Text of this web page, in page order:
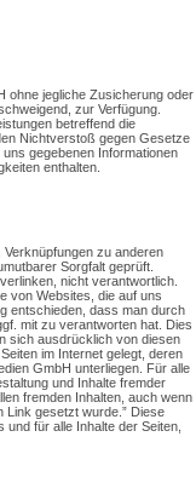
ohne jegliche Zusicherung oder
zur Verfügung.
betreffend die
Nichtverstoß gegen Gesetze
gegebenen Informationen
enthalten.
zu anderen
Sorgfalt geprüft.
nicht verantwortlich.
von Websites, die auf uns
entschieden, dass man durch
mit zu verantworten hat. Dies
sich ausdrücklich von diesen
im Internet gelegt, deren
GmbH unterliegen. Für alle
und Inhalte fremder
fremden Inhalten, auch wenn
Link gesetzt wurde.” Diese
für alle Inhalte der Seiten,